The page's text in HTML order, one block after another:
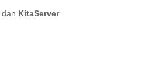
dan KitaServer